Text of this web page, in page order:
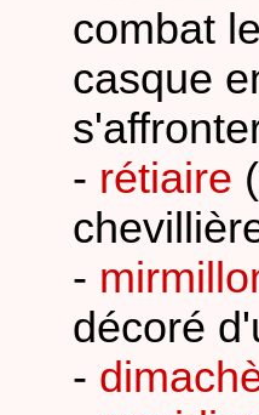
combat
casque
- rétiaire
-
décoré
-